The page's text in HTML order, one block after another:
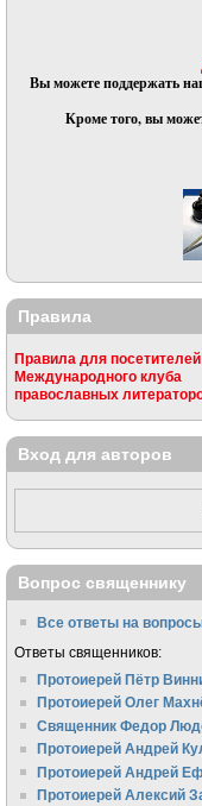
Вы можете поддержать
Кроме того, вы
Правила
Правила для посетителей
Международного клуба
православных
Вход для авторов
Вопрос священнику
Все ответы на
Ответы священников:
Протоиерей Пётр
Протоиерей Олег
Священник Федор
Протоиерей Андрей
Протоиерей Андрей
Протоиерей Алексий